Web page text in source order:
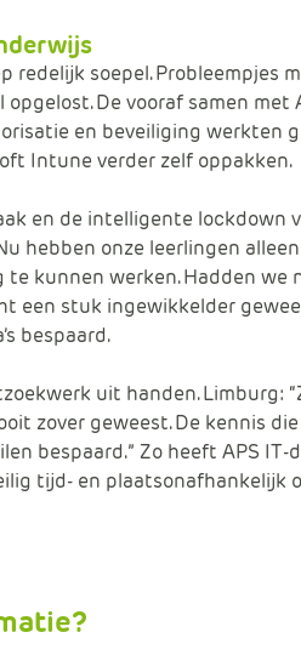
redelijk soepel. Probleempjes
De vooraf samen met
en beveiliging werkten
Intune verder zelf oppakken.
en de intelligente lockdown
hebben onze leerlingen
kunnen werken. Hadden we
een stuk ingewikkelder
bespaard.
uit handen. Limburg:
zover geweest. De kennis
bespaard.” Zo heeft APS IT-
tijd- en plaatsonafhankelijk